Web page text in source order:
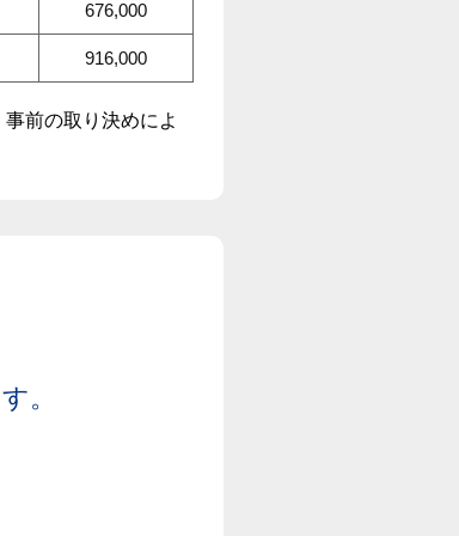
676,000
916,000
前の取り決めによ
。